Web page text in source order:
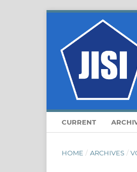
CURRENT
HOME / ARCHIVES /